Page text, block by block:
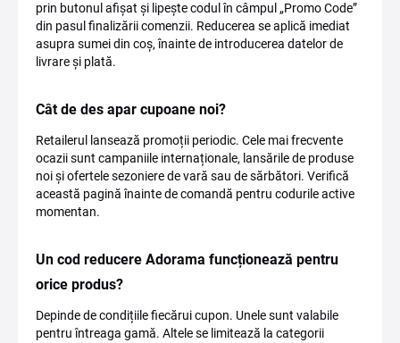
prin butonul afișat și lipește codul în câmpul „Promo Code”
din pasul finalizării comenzii. Reducerea se aplică imediat
asupra sumei din coș, înainte de introducerea datelor de
livrare și plată.
Cât de des apar cupoane noi?
Retailerul lansează promoții periodic. Cele mai frecvente
ocazii sunt campaniile internaționale, lansările de produse
noi și ofertele sezoniere de vară sau de sărbători. Verifică
această pagină înainte de comandă pentru codurile active
momentan.
Un cod reducere Adorama funcționează pentru
orice produs?
Depinde de condițiile fiecărui cupon. Unele sunt valabile
pentru întreaga gamă. Altele se limitează la categorii